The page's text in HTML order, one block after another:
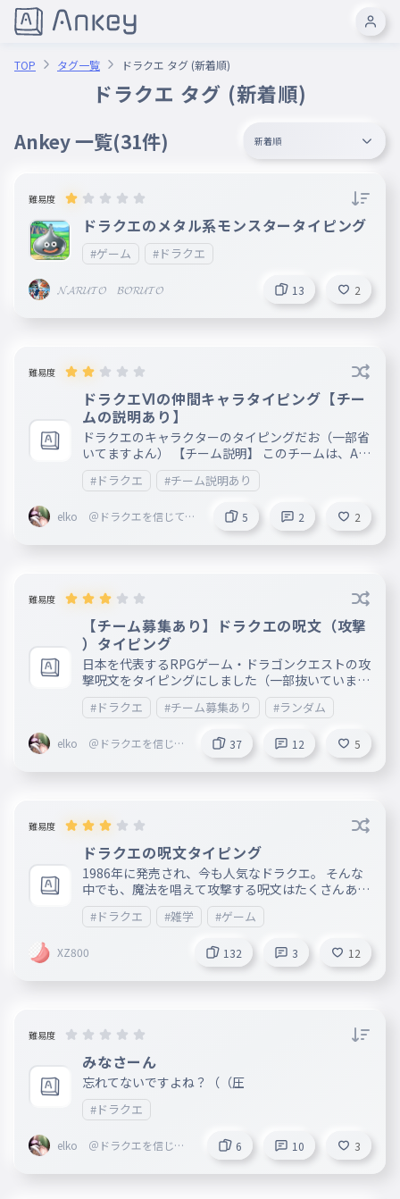
TOP タグ一覧 ドラクエ タグ (新着順)
ドラクエ タグ (新着順)
Ankey 一覧(31件) 新着順
難易度
ドラクエのメタル系モンスタータイピング
#ゲーム #ドラクエ
𝓝𝓐𝓡𝓤𝓣𝓞 𝓑𝓞𝓡𝓤𝓣𝓞 13 2
難易度
ドラクエⅥの仲間キャラタイピング【チー
ムの説明あり】
ドラクエのキャラクターのタイピングだお（一部省
いてますよん） 【チーム説明】 このチームは、An
keyでドラクエの魅力、知識、キャラクター名など
などを広め（このチームを作った本人以外のチーム
力について語り合う、そして好きなキャラ、使う呪
文などなどでネタ系の争いとかしてもいい、タイピ
ング兼雑談チームです そして、参加条件があります
っている ③Ankeyをプレイした回数30回以上 ④2.5
緩めにしてあるのでたくさん入ってきてほしいです
プロフィールの紹介文にパドレのURL載ってます
#ドラクエ #チーム説明あり
elko ＠ドラクエを信じて生
5 2 2
難易度
【チーム募集あり】ドラクエの呪文（攻撃
）タイピング
日本を代表するRPGゲーム・ドラゴンクエストの攻
撃呪文をタイピングにしました（一部抜いています
） 【チームメンバー募集について】 チーム、「ド
ラクエを信じて生きる」のメンバーを募集していま
ほしいです！ URL→https://padlet.com/s2108541
_1/padlet-ddvt7ywkvhjv9om9 メンバー︰eruko
（コンドウチヒロ ※偽名です） ラズ（ラズベリ
した
#ドラクエ #チーム募集あり #ランダム
elko ＠ドラクエを信じて
37 12 5
難易度
ドラクエの呪文タイピング
1986年に発売され、今も人気なドラクエ。 そんな
中でも、魔法を唱えて攻撃する呪文はたくさんあり
ます。 貴方はいくつ知っていますか？ 他にも呪文
があったら教えてください!!
#ドラクエ #雑学 #ゲーム
XZ800 132 3 12
難易度
みなさーん
忘れてないですよね？（（圧
#ドラクエ
elko ＠ドラクエを信じて
6 10 3